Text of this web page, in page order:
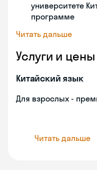
университете
программе
Читать дальше
Услуги и цены
Китайский язык
Для взрослых -
Читать дальше